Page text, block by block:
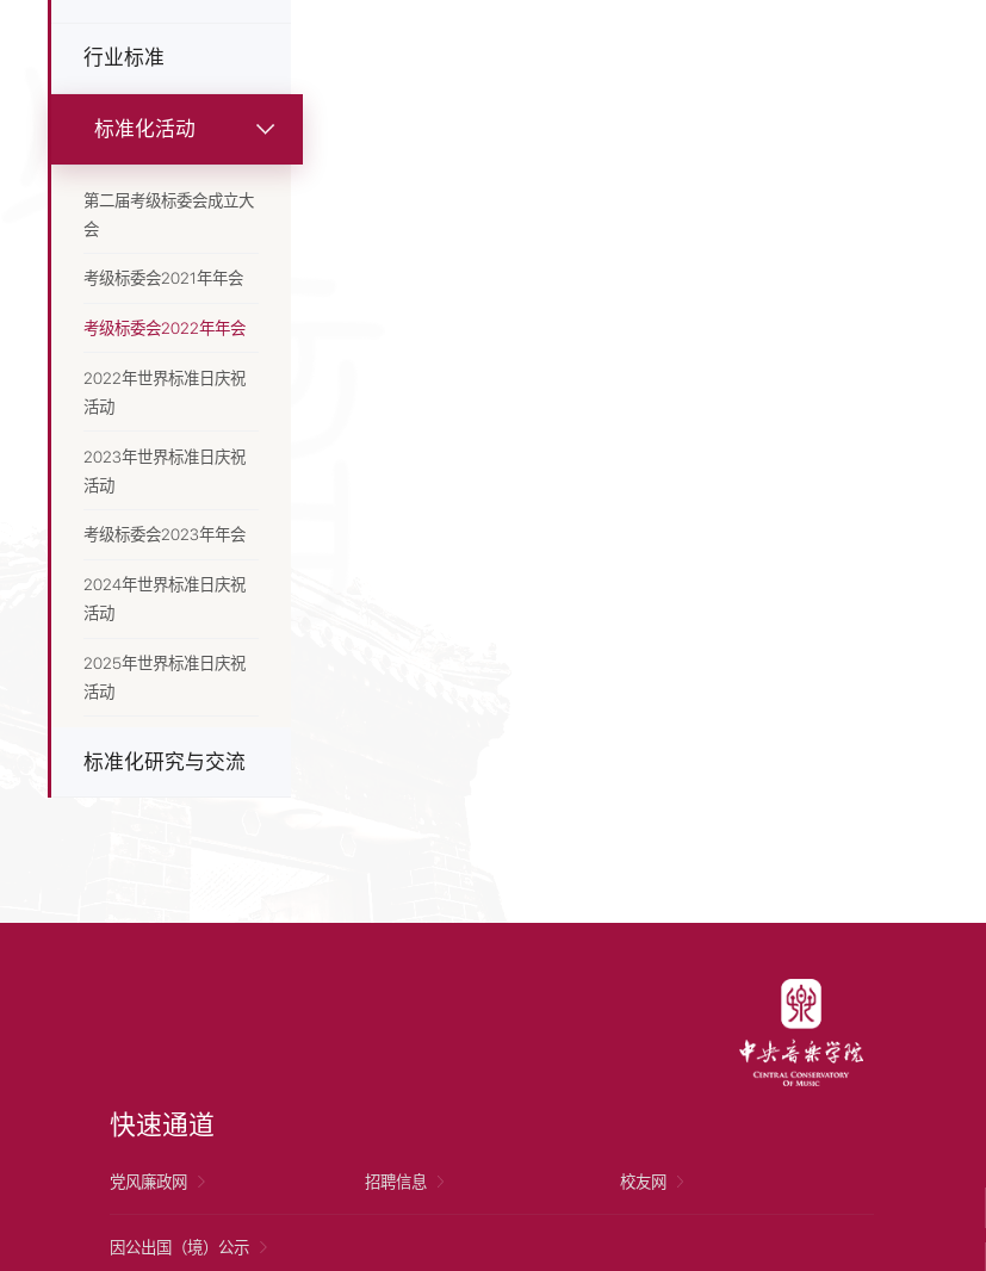
行业标准
标准化活动
第二届考级标委会成立大
会
考级标委会2021年年会
考级标委会2022年年会
2022年世界标准日庆祝
活动
2023年世界标准日庆祝
活动
考级标委会2023年年会
2024年世界标准日庆祝
活动
2025年世界标准日庆祝
活动
标准化研究与交流
快速通道
党风廉政网 招聘信息 校友网
因公出国（境）公示